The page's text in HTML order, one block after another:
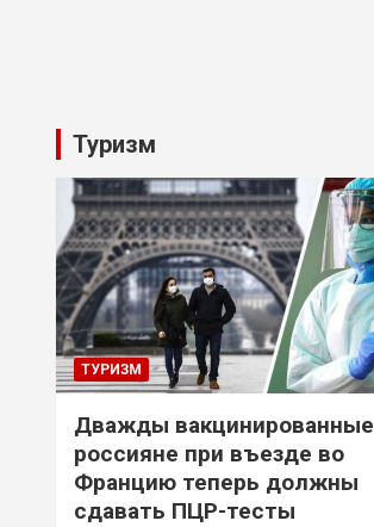
Туризм
ТУРИЗМ
Дважды вакцинированные
россияне при въезде во
Францию теперь должны
сдавать ПЦР-тесты